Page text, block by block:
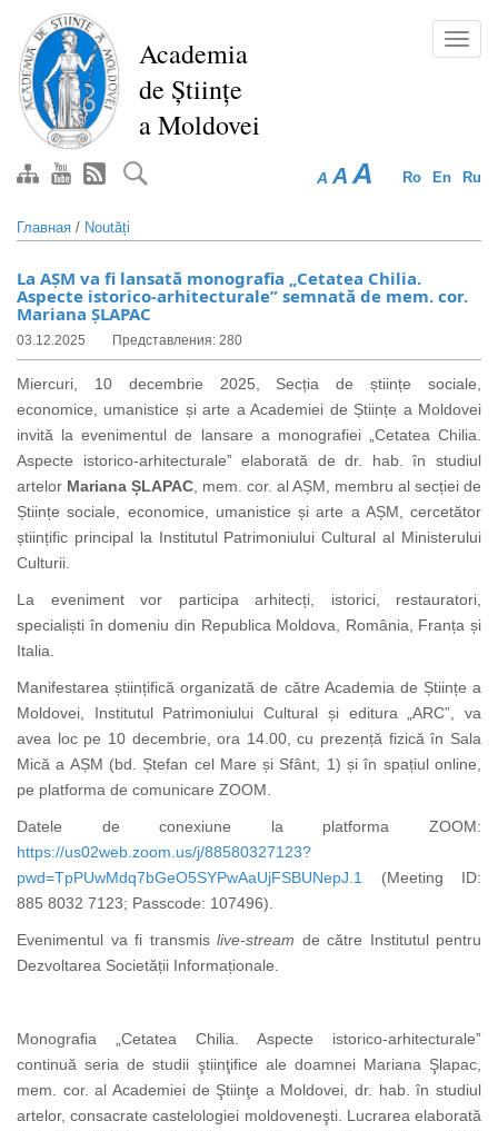
Перейти
основному
содержанию
Academia
de Științe
a Moldovei
Ro En Ru
A A A
Главная / Noutăți
La AȘM va fi lansată monografia „Cetatea Chilia.
Aspecte istorico-arhitecturale” semnată de mem. cor.
Mariana ȘLAPAC
03.12.2025 Представления: 280
Miercuri, 10 decembrie 2025, Secția de științe sociale,
economice, umanistice și arte a Academiei de Științe a Moldovei
invită la evenimentul de lansare a monografiei „Cetatea Chilia.
Aspecte istorico-arhitecturale” elaborată de dr. hab. în studiul
artelor Mariana ȘLAPAC , mem. cor. al AȘM, membru al secției de
Științe sociale, economice, umanistice și arte a AȘM, cercetător
științific principal la Institutul Patrimoniului Cultural al Ministerului
Culturii.
La eveniment vor participa arhitecți, istorici, restauratori,
specialiști în domeniu din Republica Moldova, România, Franța și
Italia.
Manifestarea științifică organizată de către Academia de Științe a
Moldovei, Institutul Patrimoniului Cultural și editura „ARC”, va
avea loc pe 10 decembrie, ora 14.00, cu prezență fizică în Sala
Mică a AȘM (bd. Ștefan cel Mare și Sfânt, 1) și în spațiul online,
pe platforma de comunicare ZOOM.
Datele de conexiune la platforma ZOOM:
https://us02web.zoom.us/j/88580327123?
pwd=TpPUwMdq7bGeO5SYPwAaUjFSBUNepJ.1
(Meeting ID:
885 8032 7123; Passcode: 107496)
Evenimentul va fi transmis live-stream de către Institutul pentru
Dezvoltarea Societății Informaționale
Monografia „Cetatea Chilia. Aspecte istorico-arhitecturale”
continuă seria de studii ştiinţifice ale doamnei Mariana Şlapac,
mem. cor. al Academiei de Ştiinţe a Moldovei, dr. hab. în studiul
artelor, consacrate castelologiei moldoveneşti. Lucrarea elaborată